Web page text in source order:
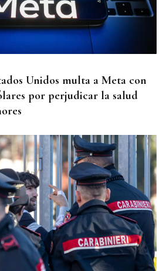
entre dos coches en la
de Outariz
Unidos multa a Meta con
por perjudicar la salud